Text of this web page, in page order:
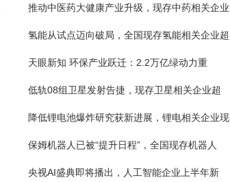
推动中医药大健康产业升级，现存中药相关企业
氢能从试点迈向破局，全国现存氢能相关企业超
天眼新知 环保产业跃迁：2.2万亿绿动力重
低轨08组卫星发射告捷，现存卫星相关企业超
降低锂电池爆炸研究获新进展，锂电相关企业现
保姆机器人已被“提升日程”，全国现存机器人
央视AI盛典即将播出，人工智能企业上半年新